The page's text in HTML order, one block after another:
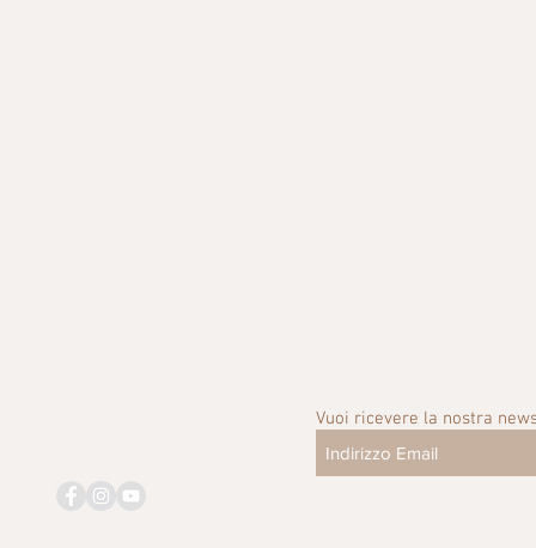
Vuoi ricevere la nostra